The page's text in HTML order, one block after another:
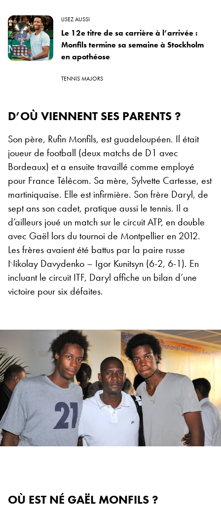
LISEZ AUSSI
Le 12e titre de sa carrière à l’arrivée :
Monfils termine sa semaine à Stockholm
en apothéose
TENNIS MAJORS
D’OÙ VIENNENT SES PARENTS ?
Son père, Rufin Monfils, est guadeloupéen. Il était
joueur de football (deux matchs de D1 avec
Bordeaux) et a ensuite travaillé comme employé
pour France Télécom. Sa mère, Sylvette Cartesse, est
martiniquaise. Elle est infirmière. Son frère Daryl, de
sept ans son cadet, pratique aussi le tennis. Il a
d’ailleurs joué un match sur le circuit ATP, en double
avec Gaël lors du tournoi de Montpellier en 2012.
Les frères avaient été battus par la paire russe
Nikolay Davydenko – Igor Kunitsyn (6-2, 6-1). En
incluant le circuit ITF, Daryl affiche un bilan d’une
victoire pour six défaites.
OÙ EST NÉ GAËL MONFILS ?